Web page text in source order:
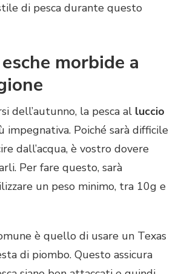
di pesca durante questo
esche morbide a
dell’autunno, la pesca al luccio
impegnativa. Poiché sarà difficile
dall’acqua, è vostro dovere
Per fare questo, sarà
un peso minimo, tra 10g e
è quello di usare un Texas
di piombo. Questo assicura